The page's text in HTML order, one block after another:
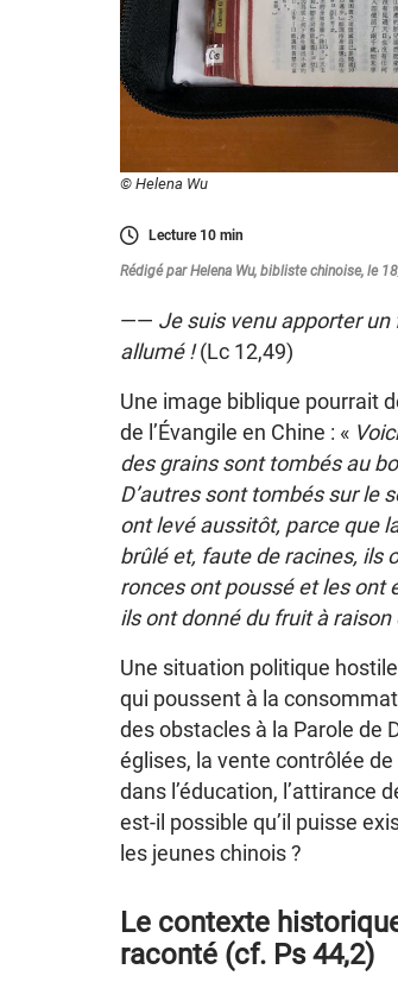
© Helena Wu
Lecture 10min
Rédigé par Helena Wu, bibliste chinoise, le
—— Je suis venu apporter un
allumé !(Lc 12,49)
Une image biblique pourrait
de l’Évangile en Chine : «
des grains sont tombés au
D’autres sont tombés sur le
ont levé aussitôt, parce que
brûlé et, faute de racines, ils
ronces ont poussé et les ont
ils ont donné du fruit à
Une situation politique
qui poussent à la
des obstacles à la Parole de
églises, la vente contrôlée de
dans l’éducation, l’attirance
est-il possible qu’il puisse
les jeunes chinois ?
Le contexte
raconté (cf. Ps 44,2)